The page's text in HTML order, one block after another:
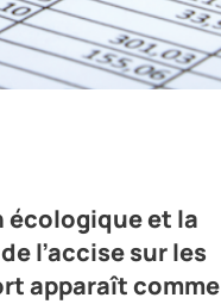
Gouvernement le 10
TICPE, sous réserve
écologique et la
l’accise sur les
apparaît